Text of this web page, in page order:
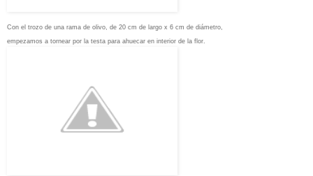
Con el trozo de una rama de olivo, de 20 cm de largo x 6 cm de diámetro,
empezamos a tornear por la testa para ahuecar en interior de la flor.